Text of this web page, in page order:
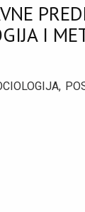
I